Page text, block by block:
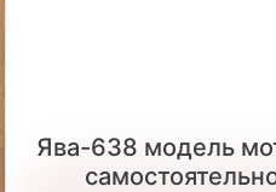
Ява-638 модель